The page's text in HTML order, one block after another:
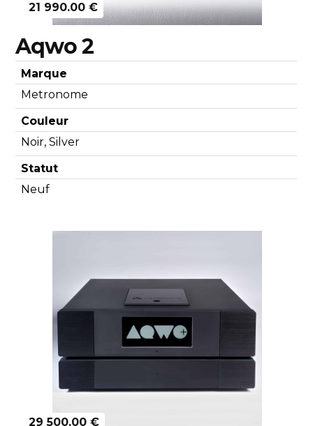
21 990.00 €
Aqwo 2
Marque
Metronome
Couleur
Noir, Silver
Statut
Neuf
29 500.00 €
Découvrir